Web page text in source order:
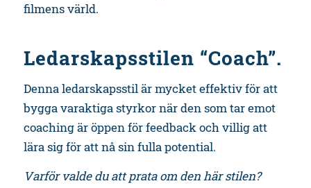
filmens värld.
Ledarskapsstilen “Coach”.
Denna ledarskapsstil är mycket effektiv för att
bygga varaktiga styrkor när den som tar emot
coaching är öppen för feedback och villig att
lära sig för att nå sin fulla potential.
Varför valde du att prata om den här stilen?